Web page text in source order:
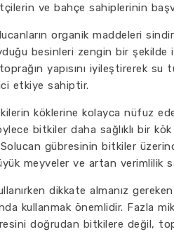
ve bahçe sahiplerinin
organik maddeleri
besinleri zengin bir şekilde
yapısını iyileştirerek
etkiye sahiptir.
köklerine kolayca nüfuz
bitkiler daha sağlıklı bir
Solucan gübresinin bitkiler
meyveler ve artan verimlilik
dikkate almanız
kullanmak önemlidir. Fazla
doğrudan bitkilere değil,